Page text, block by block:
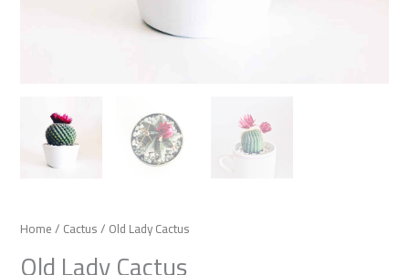
Home/ Cactus/ Old Lady Cactus